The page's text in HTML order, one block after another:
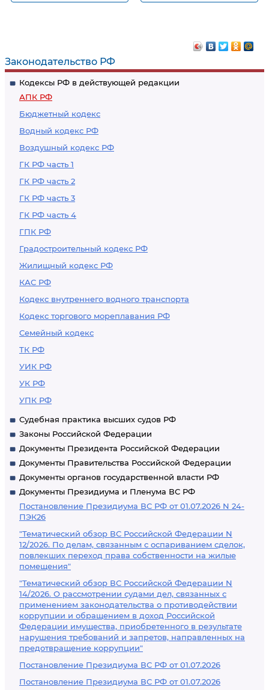
Законодательство РФ
Кодексы РФ в действующей редакции
АПК РФ
Бюджетный кодекс
Водный кодекс РФ
Воздушный кодекс РФ
ГК РФ часть 1
ГК РФ часть 2
ГК РФ часть 3
ГК РФ часть 4
ГПК РФ
Градостроительный кодекс РФ
Жилищный кодекс РФ
КАС РФ
Кодекс внутреннего водного транспорта
Кодекс торгового мореплавания РФ
Семейный кодекс
ТК РФ
УИК РФ
УК РФ
УПК РФ
Судебная практика высших судов РФ
Законы Российской Федерации
Документы Президента Российской Федерации
Документы Правительства Российской Федерации
Документы органов государственной власти РФ
Документы Президиума и Пленума ВС РФ
Постановление Президиума ВС РФ от 01.07.2026 N 24-
ПЭК26
"Тематический обзор ВС Российской Федерации N
12/2026. По делам, связанным с оспариванием сделок,
повлекших переход права собственности на жилые
помещения"
"Тематический обзор ВС Российской Федерации N
14/2026. О рассмотрении судами дел, связанных с
применением законодательства о противодействии
коррупции и обращением в доход Российской
Федерации имущества, приобретенного в результате
нарушения требований и запретов, направленных на
предотвращение коррупции"
Постановление Президиума ВС РФ от 01.07.2026
Постановление Президиума ВС РФ от 01.07.2026
процессуальные
обязанности
иностранного